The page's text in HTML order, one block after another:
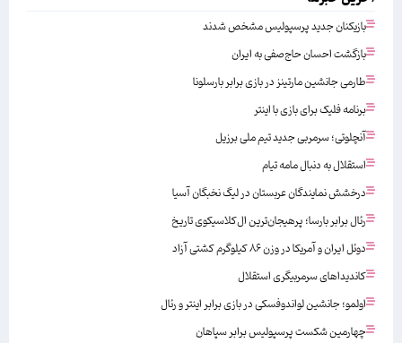
بازیکنان جدید پرسپولیس مشخص شدند
بازگشت احسان حاج‌صفی به ایران
طارمی جانشین مارتینز در بازی برابر بارسلونا
برنامه فلیک برای بازی با اینتر
آنچلوتی؛ سرمربی جدید تیم ملی برزیل
استقلال به دنبال مامه تیام
درخشش نمایندگان عربستان در لیگ نخبگان آسیا
رئال برابر بارسا؛ پرهیجان‌‌ترین ال‌کلاسیکوی تاریخ
دوئل ایران و آمریکا در وزن ۸۶ کیلوگرم کشتی آزاد
کاندیداهای سرمربیگری استقلال
اولمو؛ جانشین لواندوفسکی در بازی برابر اینتر و رئال
چهارمین شکست پرسپولیس برابر سپاهان